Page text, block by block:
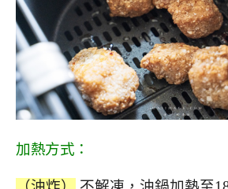
加熱方式：